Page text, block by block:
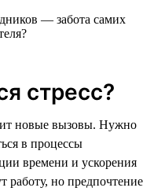
стресс?
новые вызовы. Нужно
в процессы
времени и ускорения
работу, но предпочтение